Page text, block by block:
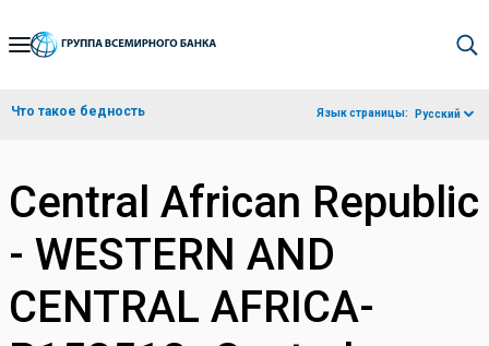
Skip
Navigation
Что такое бедность Язык страницы: Русский
Central African Republic
- WESTERN AND
CENTRAL AFRICA-